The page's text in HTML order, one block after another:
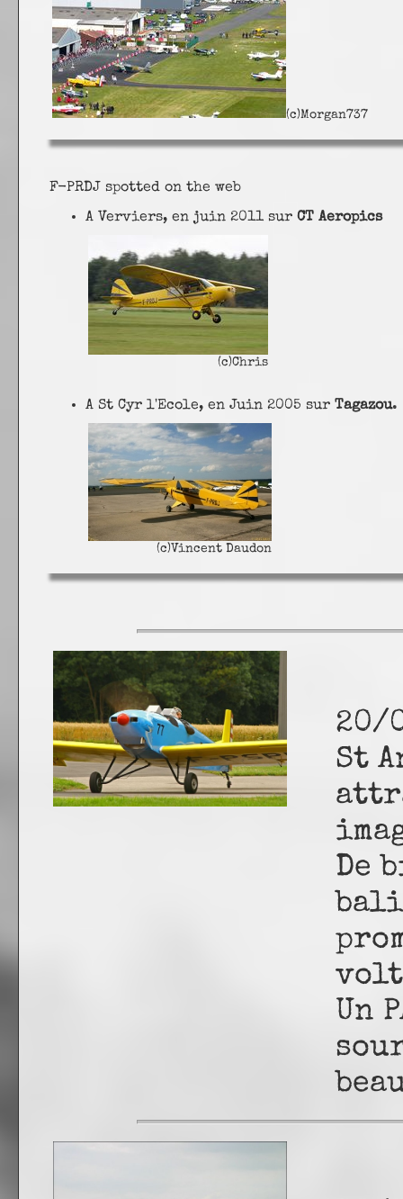
(c)Morgan737
F-PRDJ spotted on the web
A Verviers, en juin 2011 sur CT Aeropics
(c)Chris
A St Cyr l'Ecole, en Juin 2005 sur Tagazou.
(c)Vincent Daudon
20/
St
De
Un